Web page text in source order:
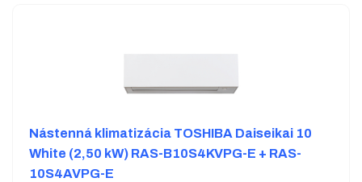
Nástenná klimatizácia TOSHIBA Daiseikai 10
White (2,50 kW) RAS-B10S4KVPG-E + RAS-
10S4AVPG-E